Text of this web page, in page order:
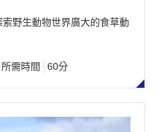
野生動物世界廣大的食草動
所需時間 60分